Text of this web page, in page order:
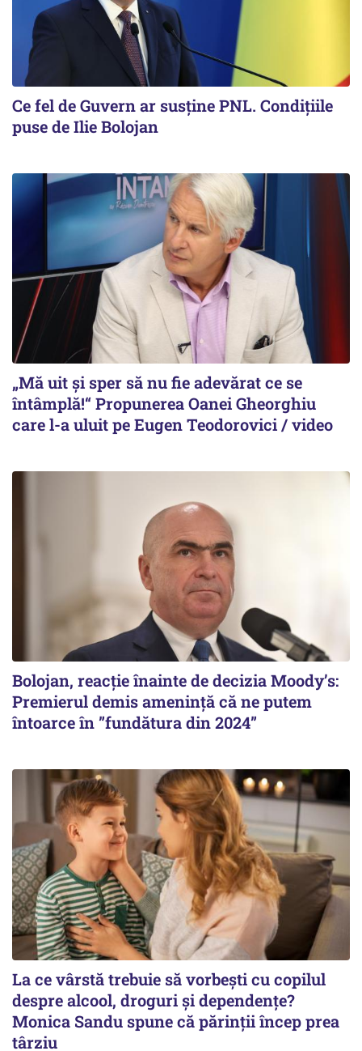
Ce fel de Guvern ar susține PNL. Condițiile
puse de Ilie Bolojan
„Mă uit și sper să nu fie adevărat ce se
întâmplă!“ Propunerea Oanei Gheorghiu
care l-a uluit pe Eugen Teodorovici / video
Bolojan, reacție înainte de decizia Moody’s:
Premierul demis amenință că ne putem
întoarce în ”fundătura din 2024”
La ce vârstă trebuie să vorbești cu copilul
despre alcool, droguri și dependențe?
Monica Sandu spune că părinții încep prea
târziu